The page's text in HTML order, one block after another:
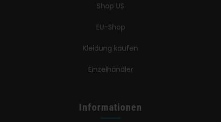
Shop US
EU-Shop
Kleidung kaufen
Einzelhändler
Informationen